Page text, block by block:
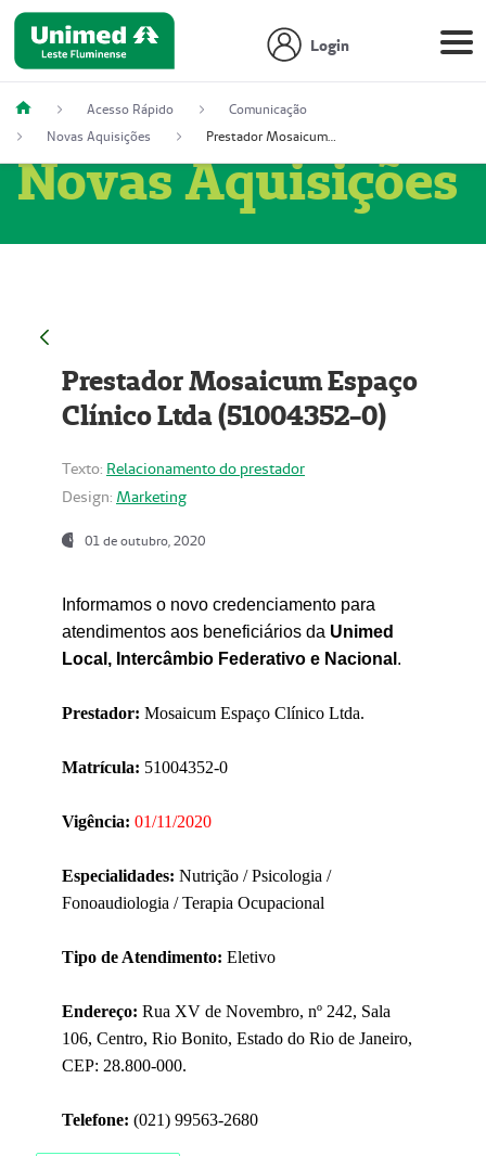
Login
Acesso Rápido
Comunicação
Novas Aquisições
Prestador Mosaicum Espaço Clínico Ltda (51004352-0)
Novas Aquisições
Prestador Mosaicum Espaço
Clínico Ltda (51004352-0)
Texto: Relacionamento do prestador
Design: Marketing
01 de outubro, 2020
Informamos o novo credenciamento para
atendimentos aos beneficiários da Unimed
Local, Intercâmbio Federativo e Nacional .
Prestador: Mosaicum Espaço Clínico Ltda.
Matrícula: 51004352-0
Vigência: 01/11/2020
Especialidades: Nutrição / Psicologia /
Fonoaudiologia / Terapia Ocupacional
Tipo de Atendimento: Eletivo
Endereço: Rua XV de Novembro, nº 242, Sala
106, Centro, Rio Bonito, Estado do Rio de Janeiro,
CEP: 28.800-000.
Telefone: (021) 99563-2680